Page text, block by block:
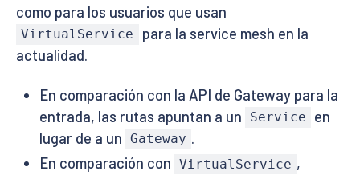
como para los usuarios que usan
VirtualService
para la service mesh en la
actualidad.
En comparación con la API de Gateway para la
entrada, las rutas apuntan a un
Service
en
lugar de a un Gateway .
En comparación con VirtualService ,